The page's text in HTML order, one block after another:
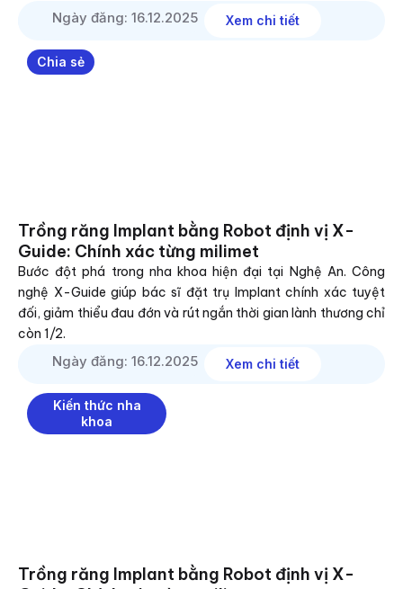
Ngày đăng: 16.12.2025 Xem chi tiết
Chia sẻ
Trồng răng Implant bằng Robot định vị X-
Guide: Chính xác từng milimet
Bước đột phá trong nha khoa hiện đại tại Nghệ An. Công
nghệ X-Guide giúp bác sĩ đặt trụ Implant chính xác tuyệt
đối, giảm thiểu đau đớn và rút ngắn thời gian lành thương chỉ
còn 1/2.
Ngày đăng: 16.12.2025 Xem chi tiết
Kiến thức nha
khoa
Trồng răng Implant bằng Robot định vị X-